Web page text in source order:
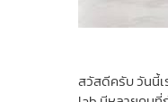
สวัสดีครับ วันนี้เ